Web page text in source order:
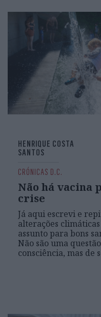
CRÓNICAS D.C.
Não há vacina
crise
Já aqui escrevi e
alterações climáticas
assunto para bons
Não são uma
consciência, mas de
HENRIQUE COSTA
SANTOS